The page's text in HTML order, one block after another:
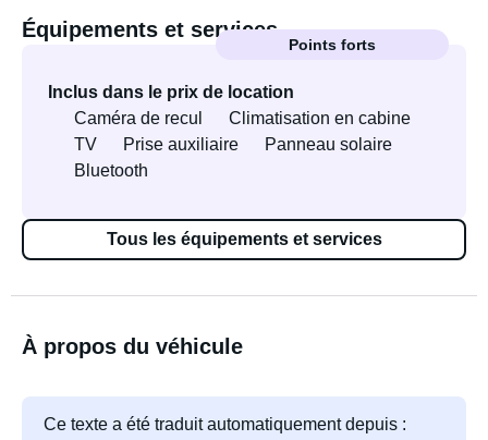
Équipements et services
Points forts
Inclus dans le prix de location
Caméra de recul
Climatisation en cabine
TV
Prise auxiliaire
Panneau solaire
Bluetooth
Tous les équipements et services
À propos du véhicule
Ce texte a été traduit automatiquement depuis :